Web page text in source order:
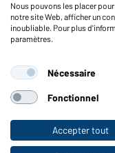
Vers la
Vérifier le stock
Reporting system
Caractéristiques du
Conseils d'entretien
Tailles
Couleurs
Nous pouvons les placer
notre site Web, afficher un
inoubliable. Pour plus
paramètres.
Nécessaire
Fonctionnel
Accepter tout